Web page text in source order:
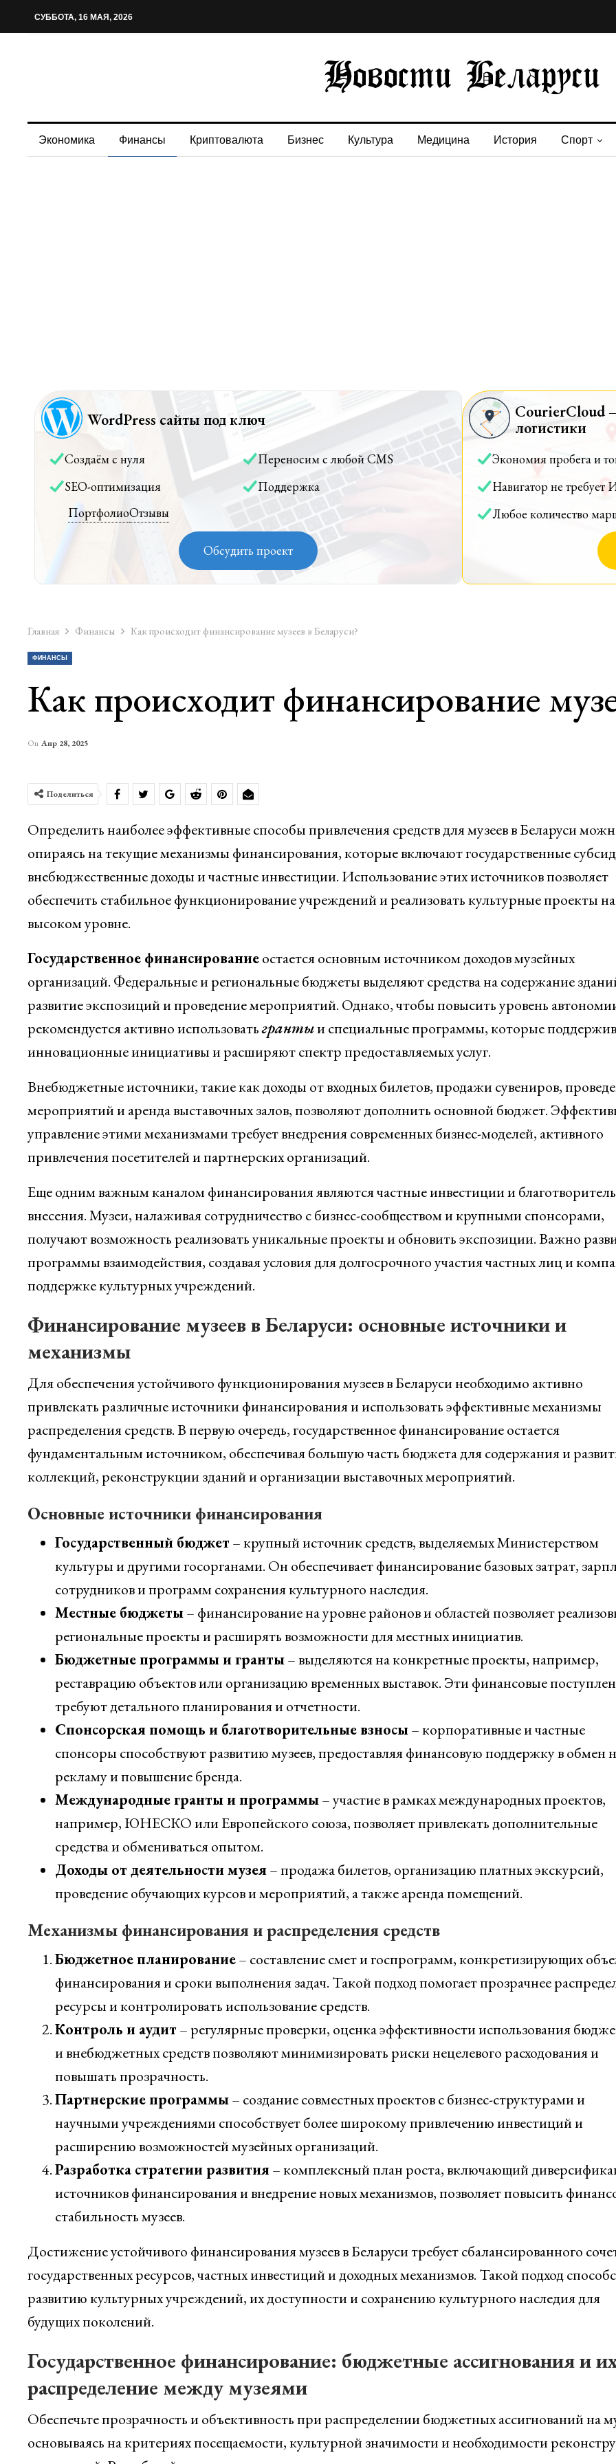
СУББОТА, 16 МАЯ, 2026
Экономика Финансы Криптовалюта Бизнес Культура Медицина История Спорт
WordPress сайты под ключ
Создаём с нуля
Переносим с любой CMS
SEO-оптимизация
Поддержка
ПортфолиоОтзывы
Обсудить проект
CourierCloud
логистики
Экономия пробега и
Навигатор не требует
Любое количество
Главная Финансы Как происходит финансирование музеев в Беларуси?
ФИНАНСЫ
Как происходит финансирование
On Апр 28, 2025
Поделиться
Определить наиболее эффективные способы привлечения средств для музеев в Беларуси
опираясь на текущие механизмы финансирования, которые включают государственные
внебюджественные доходы и частные инвестиции. Использование этих источников позволяет
обеспечить стабильное функционирование учреждений и реализовать культурные проекты на
высоком уровне.
Государственное финансированиеостается основным источником доходов музейных
организаций. Федеральные и региональные бюджеты выделяют средства на содержание
развитие экспозиций и проведение мероприятий. Однако, чтобы повысить уровень
рекомендуется активно использоватьгрантыи специальные программы, которые
инновационные инициативы и расширяют спектр предоставляемых услуг.
Внебюджетные источники, такие как доходы от входных билетов, продажи сувениров,
мероприятий и аренда выставочных залов, позволяют дополнить основной бюджет.
управление этими механизмами требует внедрения современных бизнес-моделей, активного
привлечения посетителей и партнерских организаций.
Еще одним важным каналом финансирования являются частные инвестиции и
внесения. Музеи, налаживая сотрудничество с бизнес-сообществом и крупными спонсорами,
получают возможность реализовать уникальные проекты и обновить экспозиции. Важно
программы взаимодействия, создавая условия для долгосрочного участия частных лиц и
поддержке культурных учреждений.
Финансирование музеев в Беларуси: основные источники и
механизмы
Для обеспечения устойчивого функционирования музеев в Беларуси необходимо активно
привлекать различные источники финансирования и использовать эффективные механизмы
распределения средств. В первую очередь, государственное финансирование остается
фундаментальным источником, обеспечивая большую часть бюджета для содержания и
коллекций, реконструкции зданий и организации выставочных мероприятий.
Основные источники финансирования
Государственный бюджет – крупный источник средств, выделяемых Министерством
культуры и другими госорганами. Он обеспечивает финансирование базовых затрат,
сотрудников и программ сохранения культурного наследия.
Местные бюджеты– финансирование на уровне районов и областей позволяет
региональные проекты и расширять возможности для местных инициатив.
Бюджетные программы и гранты– выделяются на конкретные проекты, например,
реставрацию объектов или организацию временных выставок. Эти финансовые
требуют детального планирования и отчетности.
Спонсорская помощь и благотворительные взносы– корпоративные и частные
спонсоры способствуют развитию музеев, предоставляя финансовую поддержку в обмен
рекламу и повышение бренда.
Международные гранты и программы– участие в рамках международных проектов,
например, ЮНЕСКО или Европейского союза, позволяет привлекать дополнительные
средства и обмениваться опытом.
Доходы от деятельности музея– продажа билетов, организацию платных экскурсий,
проведение обучающих курсов и мероприятий, а также аренда помещений.
Механизмы финансирования и распределения средств
Бюджетное планирование– составление смет и госпрограмм, конкретизирующих
финансирования и сроки выполнения задач. Такой подход помогает прозрачнее
ресурсы и контролировать использование средств.
Контроль и аудит – регулярные проверки, оценка эффективности использования
и внебюджетных средств позволяют минимизировать риски нецелевого расходования и
повышать прозрачность.
Партнерские программы– создание совместных проектов с бизнес-структурами и
научными учреждениями способствует более широкому привлечению инвестиций и
расширению возможностей музейных организаций.
Разработка стратегии развития– комплексный план роста, включающий
источников финансирования и внедрение новых механизмов, позволяет повысить
стабильность музеев.
Достижение устойчивого финансирования музеев в Беларуси требует сбалансированного
государственных ресурсов, частных инвестиций и доходных механизмов. Такой подход
развитию культурных учреждений, их доступности и сохранению культурного наследия для
будущих поколений.
Государственное финансирование: бюджетные ассигнования и
распределение между музеями
Обеспечьте прозрачность и объективность при распределении бюджетных ассигнований на
основываясь на критериях посещаемости, культурной значимости и необходимости